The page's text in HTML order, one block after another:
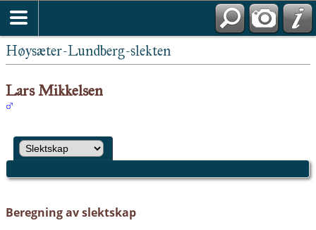
Høysæter-Lundberg-slekten
Lars Mikkelsen
Beregning av slektskap